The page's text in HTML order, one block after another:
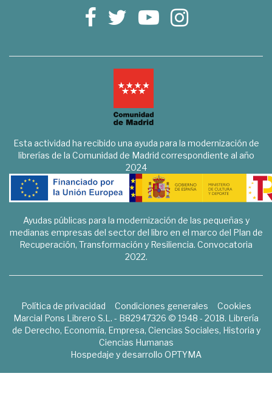
Esta actividad ha recibido una ayuda para la modernización de
librerías de la Comunidad de Madrid correspondiente al año
2024
Ayudas públicas para la modernización de las pequeñas y
medianas empresas del sector del libro en el marco del Plan de
Recuperación, Transformación y Resiliencia. Convocatoria
2022.
Política de privacidad Condiciones generales
Cookies
Marcial Pons Librero S.L. - B82947326 © 1948 - 2018. Librería
de Derecho, Economía, Empresa, Ciencias Sociales, Historia y
Ciencias Humanas
Hospedaje y desarrollo OPTYMA